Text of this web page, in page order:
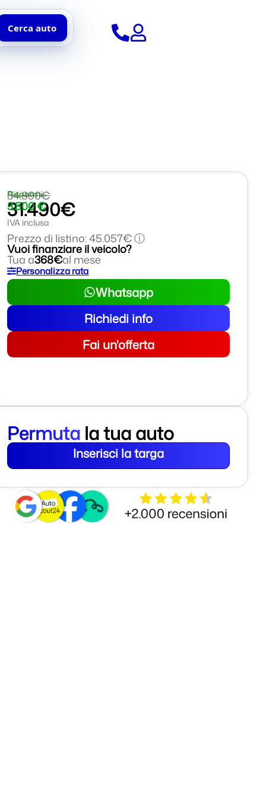
Cerca auto
34.990€
31.490€
IVA inclusa
Prezzo di listino: 45.057€ ⓘ
Risparmi
3.500 €
Vuoi finanziare il veicolo?
Tua a368€al mese
Personalizza rata
Whatsapp
Richiedi info
Fai un'offerta
Permuta la tua auto
Inserisci la targa